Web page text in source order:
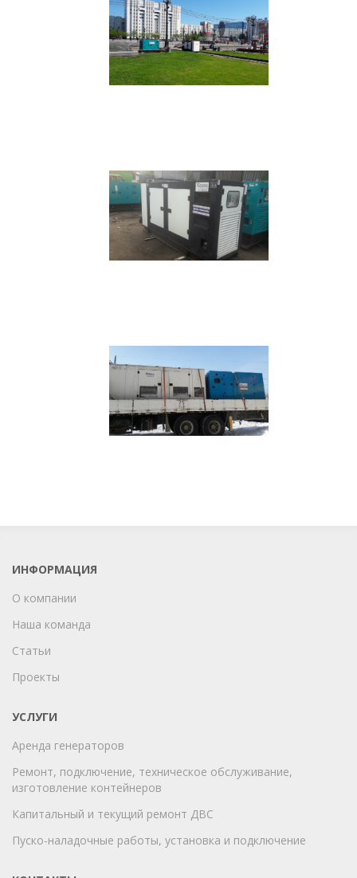
ИНФОРМАЦИЯ
О компании
Наша команда
Статьи
Проекты
УСЛУГИ
Аренда генераторов
Ремонт, подключение, техническое обслуживание,
изготовление контейнеров
Капитальный и текущий ремонт ДВС
Пуско-наладочные работы, установка и подключение